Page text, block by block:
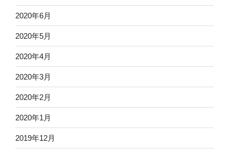
2020年6月
2020年5月
2020年4月
2020年3月
2020年2月
2020年1月
2019年12月